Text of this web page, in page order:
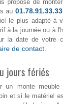
propose de
au 01.78.91.33.33
le plus adapté à
à la journée ou à
la date de votre
de contact.
jours fériés
un monte
et si le matériel